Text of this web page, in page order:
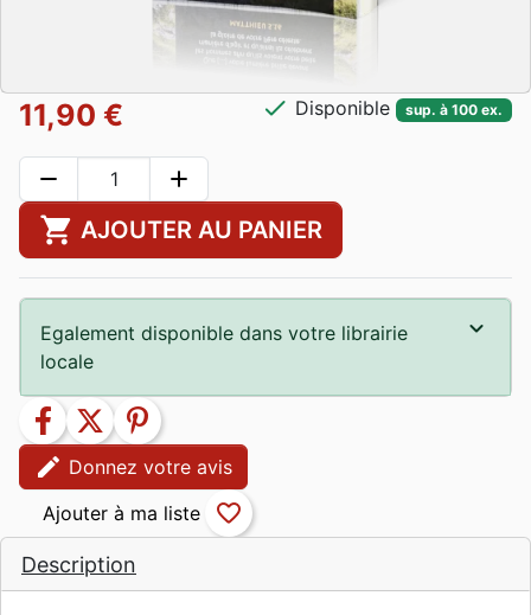
Description
11,90 € check Disponible sup. à 100 ex.
remove add
shopping_cart AJOUTER AU PANIER
Egalement disponible dans votre librairie
locale
facebook twitter
pinterest
edit Donnez votre avis
favorite_border